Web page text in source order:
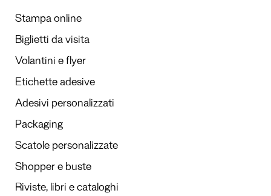
Stampa online
Biglietti da visita
Volantini e flyer
Etichette adesive
Adesivi personalizzati
Packaging
Scatole personalizzate
Shopper e buste
Riviste, libri e cataloghi